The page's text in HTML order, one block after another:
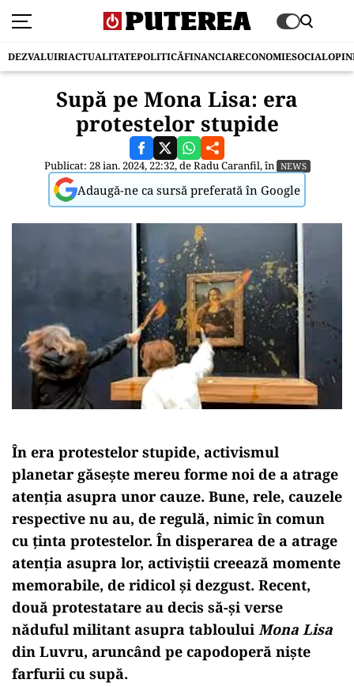
DEZVALUIRIACTUALITATEPOLITICĂFINANCIARECONOMIESOCIAL
Supă pe Mona Lisa: era
protestelor stupide
Publicat: 28 ian. 2024, 22:32, deRadu Caranfil, în NEWS
Adaugă-ne ca sursă preferată în Google
În era protestelor stupide, activismul
planetar găsește mereu forme noi de a atrage
atenția asupra unor cauze. Bune, rele, cauzele
respective nu au, de regulă, nimic în comun
cu ținta protestelor. În disperarea de a atrage
atenția asupra lor, activiștii creează momente
memorabile, de ridicol și dezgust. Recent,
două protestatare au decis să-și verse
năduful militant asupra tabloului Mona Lisa
din Luvru, aruncând pe capodoperă niște
farfurii cu supă.